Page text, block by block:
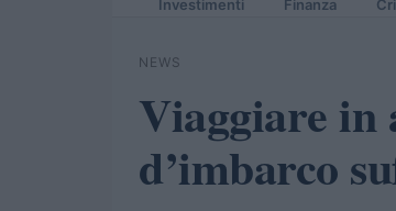
Investimenti Finanza
NEWS
Viaggiare in
d’imbarco